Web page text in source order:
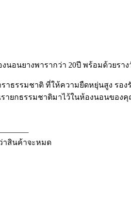
งนอนยางพารากว่า 20ปี พร้อมด้ว
ราธรรมชาติ ที่ให้ความยืดหยุ่นสูง
ยกธรรมชาติมาไว้ในห้องนอนของ
าสินค้าจะหมด